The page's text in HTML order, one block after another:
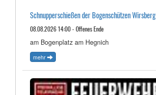
Schnupperschießen der Bogenschützen Wirsberg
08.08.2026 14:00 - Offenes Ende
am Bogenplatz am Hegnich
mehr